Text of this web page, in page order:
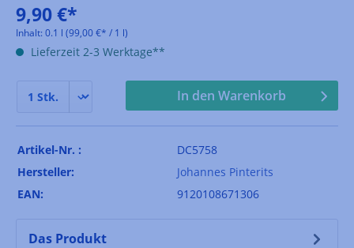
9,90 €*
Inhalt: 0.1 l (99,00 €* / 1 l)
Lieferzeit 2-3 Werktage**
In den Warenkorb
Artikel-Nr. :
DC5758
Hersteller:
Johannes Pinterits
EAN:
9120108671306
Das Produkt